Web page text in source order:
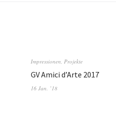
Impressionen,Projekte
GV Amici d’Arte 2017
16 Jan. ’18